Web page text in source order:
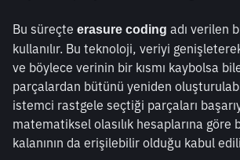
Bu süreçte erasure coding adı verilen
kullanılır. Bu teknoloji, veriyi
ve böylece verinin bir kısmı kaybolsa
parçalardan bütünü yeniden
istemci rastgele seçtiği parçaları
matematiksel olasılık hesaplarına göre
kalanının da erişilebilir olduğu kabul